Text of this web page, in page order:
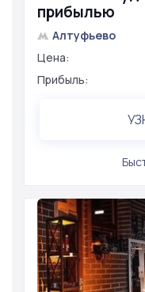
прибылью
Алтуфьево
Цена:
Прибыль: